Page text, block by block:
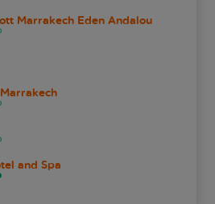
Marrakech Eden Andalou
and Spa